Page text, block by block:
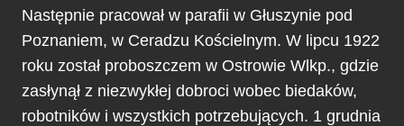
Następnie pracował w parafii w Głuszynie pod
Poznaniem, w Ceradzu Kościelnym. W lipcu 1922
roku został proboszczem w Ostrowie Wlkp., gdzie
zasłynął z niezwykłej dobroci wobec biedaków,
robotników i wszystkich potrzebujących. 1 grudnia